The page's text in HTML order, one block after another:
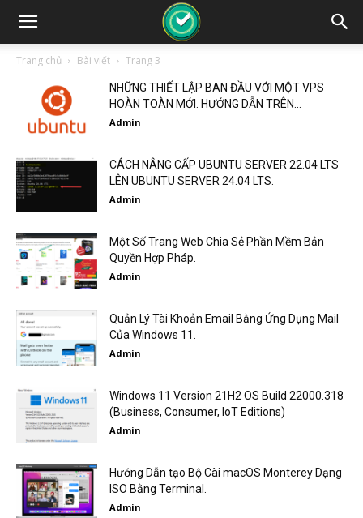
Trang chủ Bài viết Trang 3
NHỮNG THIẾT LẬP BAN ĐẦU VỚI MỘT VPS
HOÀN TOÀN MỚI. HƯỚNG DẪN TRÊN...
Admin
CÁCH NÂNG CẤP UBUNTU SERVER 22.04 LTS
LÊN UBUNTU SERVER 24.04 LTS.
Admin
Một Số Trang Web Chia Sẻ Phần Mềm Bản
Quyền Hợp Pháp.
Admin
Quản Lý Tài Khoản Email Bằng Ứng Dụng Mail
Của Windows 11.
Admin
Windows 11 Version 21H2 OS Build 22000.318
(Business, Consumer, IoT Editions)
Admin
Hướng Dẫn tạo Bộ Cài macOS Monterey Dạng
ISO Bằng Terminal.
Admin